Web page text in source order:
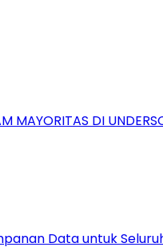
MAYORITAS DI
Data untuk